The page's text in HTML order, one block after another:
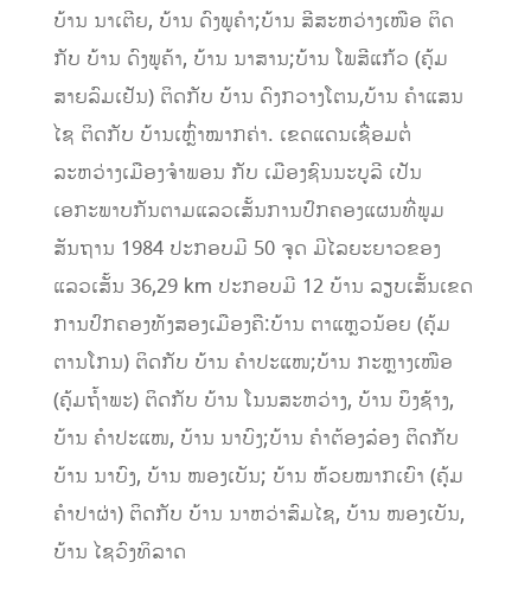
ບ້ານ ນາເຕີຍ, ບ້ານ ດົງພູຄໍາ;ບ້ານ ສີສະຫວ່າງເໜືອ ຕິດ
ກັບ ບ້ານ ດົງພູຄ້າ, ບ້ານ ນາສານ;ບ້ານ ໂພສີແກ້ວ (ຄຸ້ມ
ສາຍລົມເຢັນ) ຕິດກັບ ບ້ານ ດົງກວາງໂຕນ,ບ້ານ ຄໍາແສນ
ໄຊ ຕິດກັບ ບ້ານເຫຼົ່າໝາກຄ່າ. ເຂດແດນເຊື່ອມຕໍ່
ລະຫວ່າງເມືອງຈໍາພອນ ກັບ ເມືອງຊົນນະບູລີ ເປັນ
ເອກະພາບກັນຕາມແລວເສັ້ນການປົກຄອງແຜນທີ່ພູມ
ສັນຖານ 1984 ປະກອບມີ 50 ຈຸດ ມີໄລຍະຍາວຂອງ
ແລວເສັ້ນ 36,29 km ປະກອບມີ 12 ບ້ານ ລຽບເສັ້ນເຂດ
ການປົກຄອງທັງສອງເມືອງຄື:ບ້ານ ຕາແຫຼວນ້ອຍ (ຄຸ້ມ
ຕານໂກນ) ຕິດກັບ ບ້ານ ຄໍາປະແໜ;ບ້ານ ກະຫຼາງເໜືອ
(ຄຸ້ມຖໍ້າພະ) ຕິດກັບ ບ້ານ ໂນນສະຫວ່າງ, ບ້ານ ບຶງຊ້າງ,
ບ້ານ ຄໍາປະແໜ, ບ້ານ ນາບົງ;ບ້ານ ຄໍາຕ້ອງລ໋ອງ ຕິດກັບ
ບ້ານ ນາບົງ, ບ້ານ ໜອງເບັນ; ບ້ານ ຫ້ວຍໝາກເຍົາ (ຄຸ້ມ
ຄໍາປາຜ່າ) ຕິດກັບ ບ້ານ ນາຫວ່າສົມໄຊ, ບ້ານ ໜອງເບັນ,
ບ້ານ ໄຊວົງທິລາດ